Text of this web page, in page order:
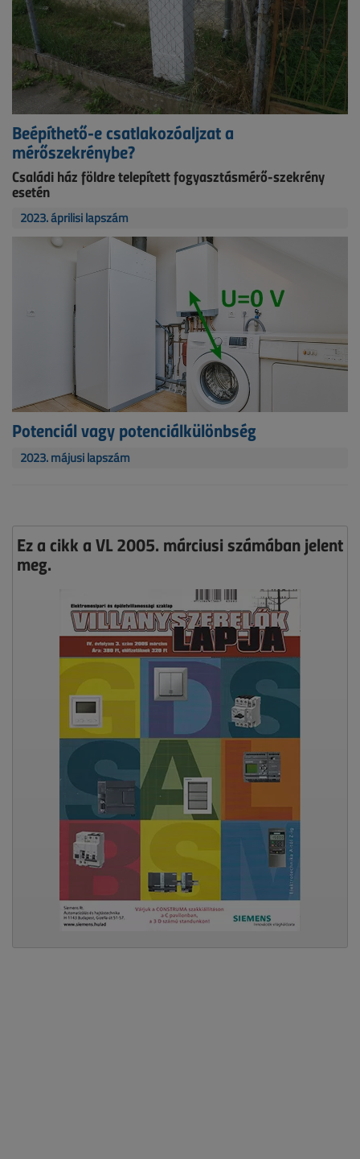
Beépíthető-e csatlakozóaljzat a
mérőszekrénybe?
Családi ház földre telepített fogyasztásmérő-szekrény
esetén
2023. áprilisi lapszám
Potenciál vagy potenciálkülönbség
2023. májusi lapszám
Ez a cikk a VL 2005. márciusi számában jelent
meg.